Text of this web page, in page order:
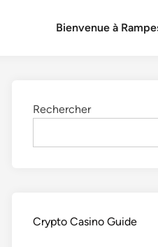
Bienvenue à
Rechercher
Crypto Casino Guide